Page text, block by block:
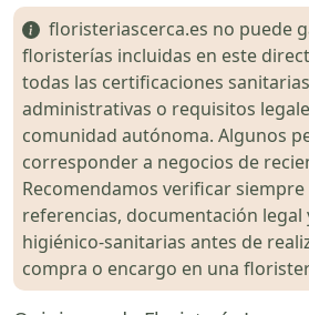
floristeriascerca.es no puede
floristerías incluidas en este
todas las certificaciones
administrativas o requisitos
comunidad autónoma. Algunos
corresponder a negocios de
Recomendamos verificar siempre
referencias, documentación legal
higiénico-sanitarias antes de
compra o encargo en una